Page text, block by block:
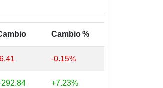
Cambio %
-0.15%
+7.23%